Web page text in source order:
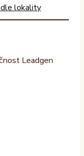
lokality
Leadgen